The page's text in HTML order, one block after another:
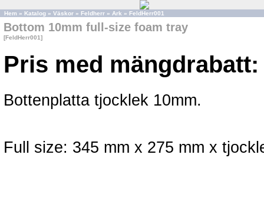
Hem » Katalog » Väskor » Feldherr » Ark » FeldHerr001
Bottom 10mm full-size foam tray
[FeldHerr001]
Pris med mängdrabatt:
Bottenplatta tjocklek 10mm.
Full size: 345 mm x 275 mm x